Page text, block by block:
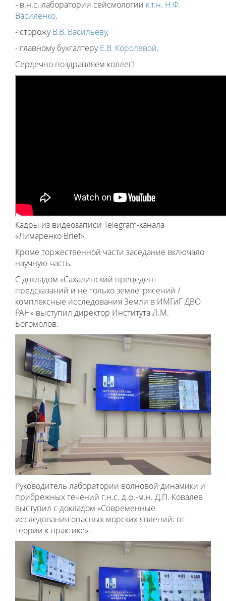
- в.н.с. лаборатории сейсмологии к.т.н. Н.Ф.
Василенко,
- сторожуВ.В. Васильеву,
- главному бухгалтеруЕ.В. Королевой.
Сердечно поздравляем коллег!
Кадры из видеозаписи Telegram-канала
«Лимаренко Brief»
Кроме торжественной части заседание включало
научную часть.
С докладом «Сахалинский прецедент
предсказаний и не только землетрясений /
комплексные исследования Земли в ИМГиГ ДВО
РАН» выступил директор Института Л.М.
Богомолов.
Руководитель лаборатории волновой динамики и
прибрежных течений г.н.с. д.ф.-м.н. Д.П. Ковалев
выступил с докладом «Современные
исследования опасных морских явлений: от
теории к практике».